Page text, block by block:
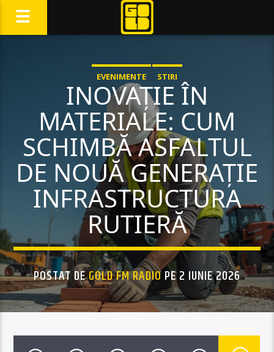
EVENIMENTE STIRI
INOVAȚIE ÎN
MATERIALE: CUM
SCHIMBĂ ASFALTUL
DE NOUĂ GENERAȚIE
INFRASTRUCTURA
RUTIERĂ
POSTAT DEGOLD FM RADIOPE 2 IUNIE 2026